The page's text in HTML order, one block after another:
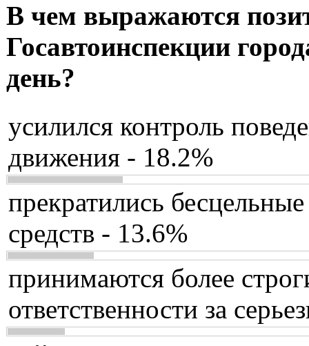
В чем выражаются
Госавтоинспекции
день?
усилился контроль
движения - 18.2%
прекратились
средств - 13.6%
принимаются более
ответственности за